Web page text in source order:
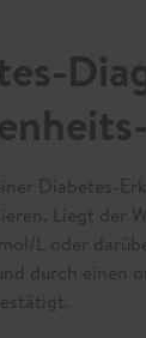
Diabetes-
Liegt der
L oder
durch einen